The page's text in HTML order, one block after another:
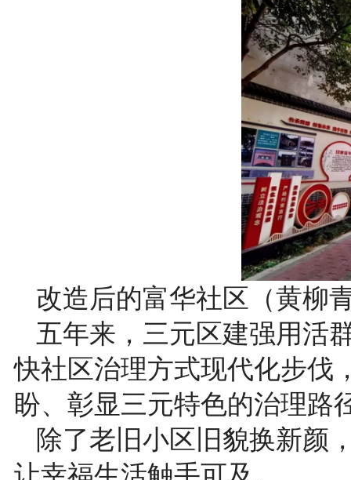
改造后的富华社区（黄柳
五年来，三元区建强用活
快社区治理方式现代化步伐
盼、彰显三元特色的治理路
除了老旧小区旧貌换新颜